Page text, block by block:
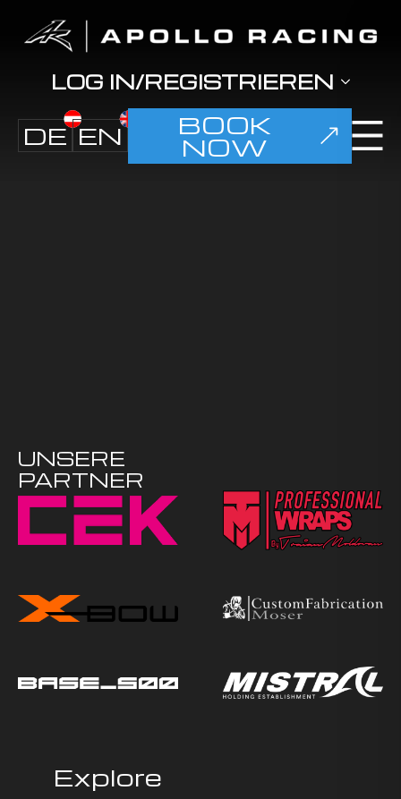
LOG IN/REGISTRIEREN
DE EN BOOK
NOW
UNSERE
PARTNER
Explore